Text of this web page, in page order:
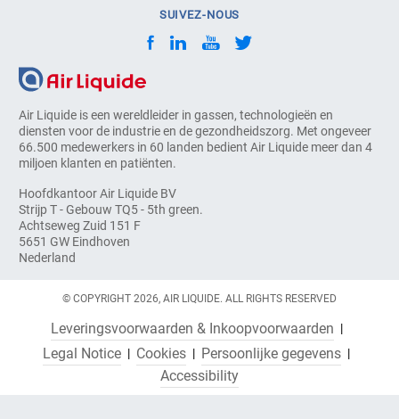
Air Liquide is een wereldleider in gassen, technologieën en
diensten voor de industrie en de gezondheidszorg. Met ongeveer
66.500 medewerkers in 60 landen bedient Air Liquide meer dan 4
miljoen klanten en patiënten.
Hoofdkantoor Air Liquide BV
Strijp T - Gebouw TQ5 - 5th green.
Achtseweg Zuid 151 F
5651 GW Eindhoven
Nederland
SUIVEZ-NOUS
© COPYRIGHT 2026, AIR LIQUIDE. ALL RIGHTS RESERVED
Leveringsvoorwaarden & Inkoopvoorwaarden
Legal Notice
Cookies
Persoonlijke gegevens
Accessibility